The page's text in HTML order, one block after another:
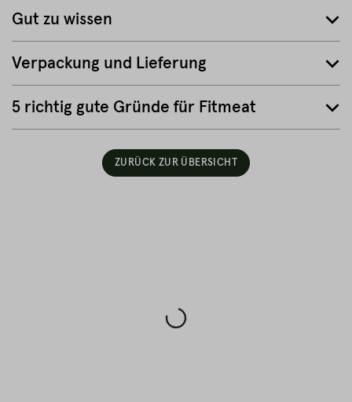
Gut zu wissen
Verpackung und Lieferung
5 richtig gute Gründe für Fitmeat
ZURÜCK ZUR ÜBERSICHT